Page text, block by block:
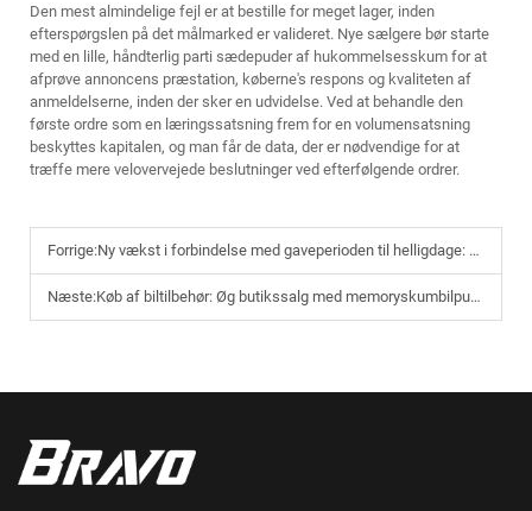
Den mest almindelige fejl er at bestille for meget lager, inden
efterspørgslen på det målmarked er valideret. Nye sælgere bør starte
med en lille, håndterlig parti sædepuder af hukommelsesskum for at
afprøve annoncens præstation, køberne's respons og kvaliteten af
anmeldelserne, inden der sker en udvidelse. Ved at behandle den
første ordre som en læringssatsning frem for en volumensatsning
beskyttes kapitalen, og man får de data, der er nødvendige for at
træffe mere velovervejede beslutninger ved efterfølgende ordrer.
Forrige:Ny vækst i forbindelse med gaveperioden til helligdage: Småseriemæssige brugerdefinerede OEM-løsninger til små produkter af mindestødpudegummi
Næste:Køb af biltilbehør: Øg butikssalg med memoryskumbilpuder